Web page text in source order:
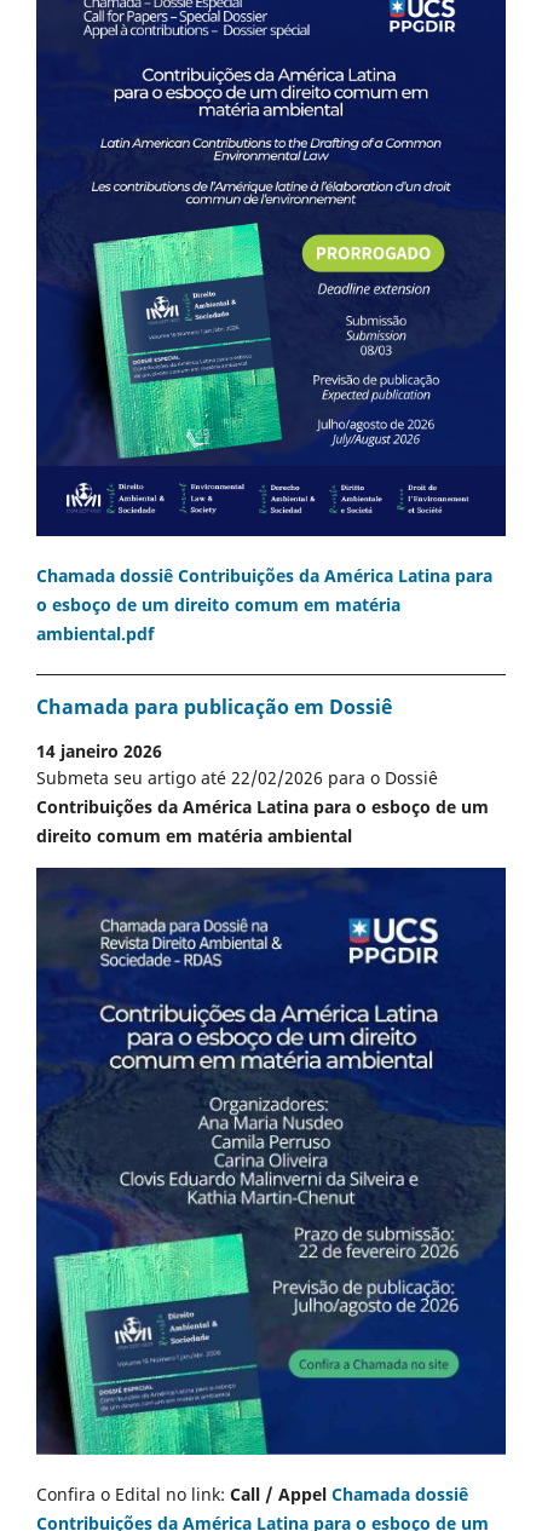
Chamada dossiê Contribuições da América Latina para
o esboço de um direito comum em matéria
ambiental.pdf
Chamada para publicação em Dossiê
14 janeiro 2026
Submeta seu artigo até 22/02/2026 para o Dossiê
Contribuições da América Latina para o esboço de um
direito comum em matéria ambiental
Confira o Edital no link: Call / Appel Chamada dossiê
Contribuições da América Latina para o esboço de um